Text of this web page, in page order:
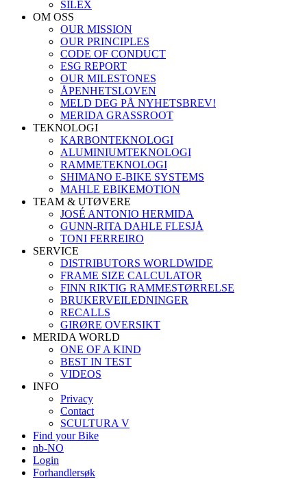
SILEX
OM OSS
OUR MISSION
OUR PRINCIPLES
CODE OF CONDUCT
ESG REPORT
OUR MILESTONES
ÅPENHETSLOVEN
MELD DEG PÅ NYHETSBREV!
MERIDA GRASSROOT
TEKNOLOGI
KARBONTEKNOLOGI
ALUMINIUMTEKNOLOGI
RAMMETEKNOLOGI
SHIMANO E-BIKE SYSTEMS
MAHLE EBIKEMOTION
TEAM & UTØVERE
JOSÉ ANTONIO HERMIDA
GUNN-RITA DAHLE FLESJÅ
TONI FERREIRO
SERVICE
DISTRIBUTORS WORLDWIDE
FRAME SIZE CALCULATOR
FINN RIKTIG RAMMESTØRRELSE
BRUKERVEILEDNINGER
RECALLS
GIRØRE OVERSIKT
MERIDA WORLD
ONE OF A KIND
BEST IN TEST
VIDEOS
INFO
Privacy
Contact
SCULTURA V
Find your Bike
nb-NO
Login
Forhandlersøk